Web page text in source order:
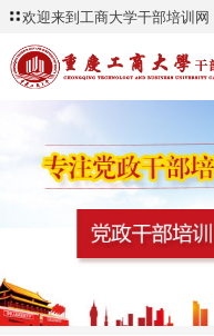
欢迎来到工商大学干部培训网